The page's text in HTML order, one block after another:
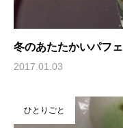
冬のあたたかいパフェ
2017.01.03
ひとりごと